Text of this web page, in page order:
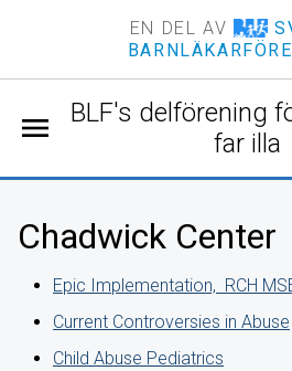
EN DEL AV
BLF's delförening
far illa
menu
Chadwick Center
Epic Implementation, RCH
Current Controversies in Abuse
Child Abuse Pediatrics